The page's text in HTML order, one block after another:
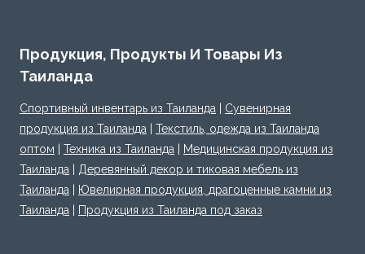
Продукция, Продукты И Товары Из
Таиланда
Спортивный инвентарь из Таиланда
Сувенирная
продукция из Таиланда
Текстиль, одежда из Таиланда
оптом
Техника из Таиланда
Медицинская продукция из
Таиланда
Деревянный декор и тиковая мебель из
Таиланда
Ювелирная продукция, драгоценные камни из
Таиланда
Продукция из Таиланда под заказ